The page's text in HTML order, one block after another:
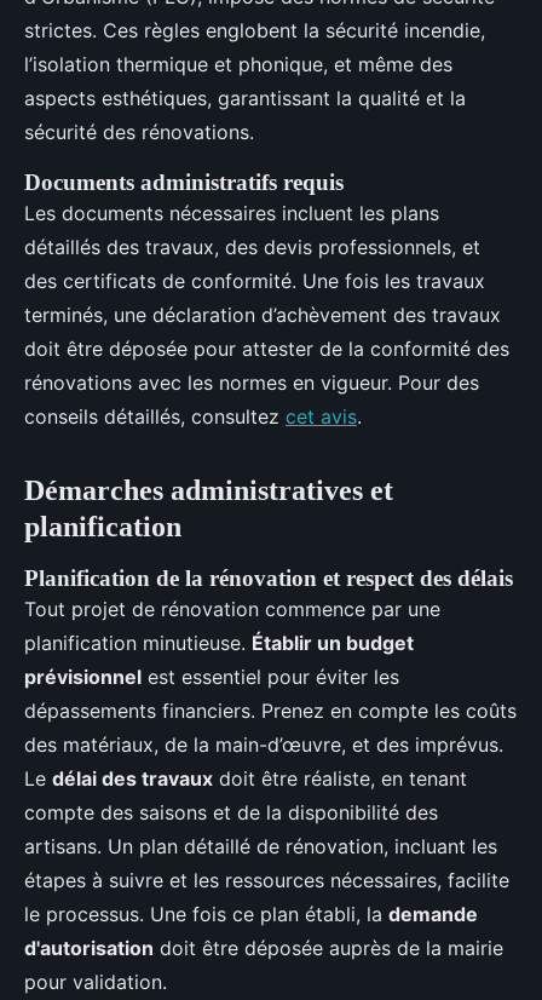
strictes. Ces règles englobent la sécurité incendie,
l’isolation thermique et phonique, et même des
aspects esthétiques, garantissant la qualité et la
sécurité des rénovations.
Documents administratifs requis
Les documents nécessaires incluent les plans
détaillés des travaux, des devis professionnels, et
des certificats de conformité. Une fois les travaux
terminés, une déclaration d’achèvement des travaux
doit être déposée pour attester de la conformité des
rénovations avec les normes en vigueur. Pour des
conseils détaillés, consultez cet avis.
Démarches administratives et
planification
Planification de la rénovation et respect des délais
Tout projet de rénovation commence par une
planification minutieuse. Établir un budget
prévisionnel est essentiel pour éviter les
dépassements financiers. Prenez en compte les coûts
des matériaux, de la main-d’œuvre, et des imprévus.
Le délai des travaux doit être réaliste, en tenant
compte des saisons et de la disponibilité des
artisans. Un plan détaillé de rénovation, incluant les
étapes à suivre et les ressources nécessaires, facilite
le processus. Une fois ce plan établi, la demande
d'autorisation doit être déposée auprès de la mairie
pour validation.